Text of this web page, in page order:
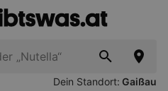
Dein Standort: Gaißau